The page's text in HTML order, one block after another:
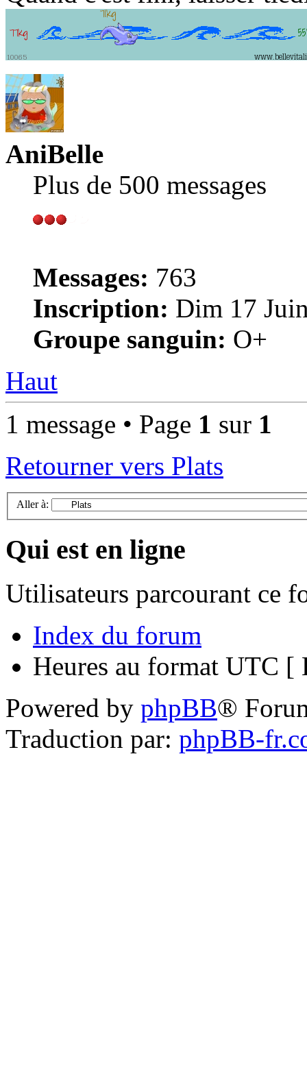
AniBelle
Plus de 500 messages
Messages: 763
Inscription: Dim 17
Groupe sanguin: O+
Haut
1 message • Page 1 sur 1
Retourner vers Plats
Aller à:
Qui est en ligne
Utilisateurs parcourant ce
Index du forum
Heures au format UTC [
Powered by phpBB®
Traduction par: phpBB-